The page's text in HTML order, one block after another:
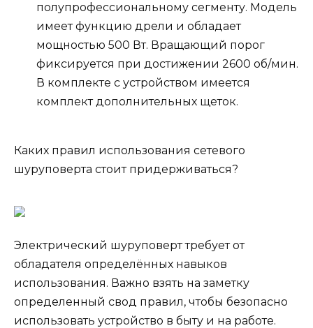
полупрофессиональному сегменту. Модель
имеет функцию дрели и обладает
мощностью 500 Вт. Вращающий порог
фиксируется при достижении 2600 об/мин.
В комплекте с устройством имеется
комплект дополнительных щеток.
Каких правил использования сетевого
шуруповерта стоит придерживаться?
Электрический шуруповерт требует от
обладателя определённых навыков
использования. Важно взять на заметку
определенный свод правил, чтобы безопасно
использовать устройство в быту и на работе.